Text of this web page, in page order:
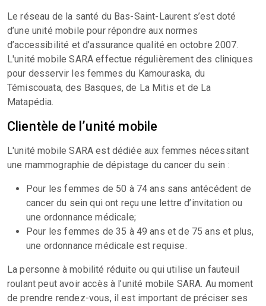
Le réseau de la santé du Bas-Saint-Laurent s’est doté
d’une unité mobile pour répondre aux normes
d’accessibilité et d’assurance qualité en octobre 2007.
L'unité mobile SARA effectue régulièrement des cliniques
pour desservir les femmes du Kamouraska, du
Témiscouata, des Basques, de La Mitis et de La
Matapédia.
Clientèle de l’unité mobile
L'unité mobile SARA est dédiée aux femmes nécessitant
une mammographie de dépistage du cancer du sein :
Pour les femmes de 50 à 74 ans sans antécédent de
cancer du sein qui ont reçu une lettre d’invitation ou
une ordonnance médicale;
Pour les femmes de 35 à 49 ans et de 75 ans et plus,
une ordonnance médicale est requise.
La personne à mobilité réduite ou qui utilise un fauteuil
roulant peut avoir accès à l’unité mobile SARA. Au moment
de prendre rendez-vous, il est important de préciser ses